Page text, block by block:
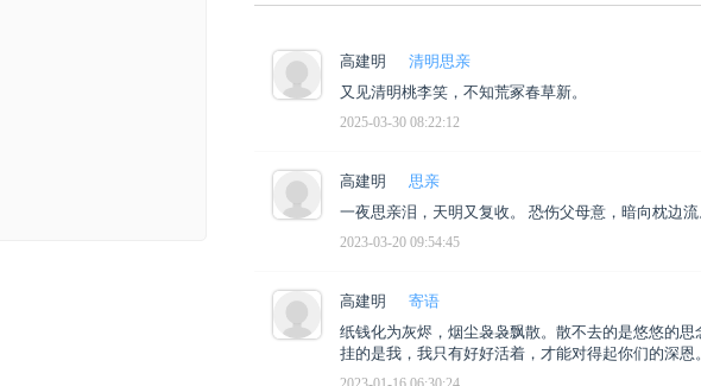
高建明
清明思亲
又见清明桃李笑，不知荒冢春草新。
2025-03-30 08:22:12
高建明
思亲
一夜思亲泪，天明又复收。 恐伤父母意，暗向枕边
2023-03-20 09:54:45
高建明
寄语
纸钱化为灰烬，烟尘袅袅飘散。散不去的是悠悠的
挂的是我，我只有好好活着，才能对得起你们的深